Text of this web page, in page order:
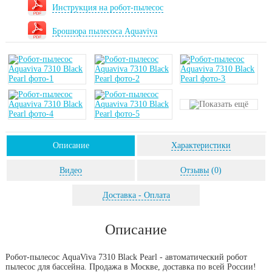
Инструкция на робот-пылесос
Брошюра пылесоса Aquaviva
Описание Характеристики
Видео Отзывы (0)
Доставка - Оплата
Описание
Робот-пылесос AquaViva 7310 Black Pearl - автоматический робот
пылесос для бассейна. Продажа в Москве, доставка по всей России!